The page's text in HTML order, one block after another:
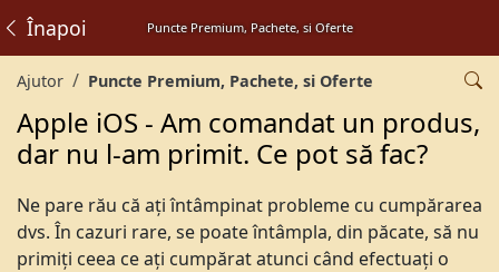
Puncte Premium, Pachete, si Oferte
Înapoi
Ajutor Puncte Premium, Pachete, si Oferte
Apple iOS - Am comandat un produs,
dar nu l-am primit. Ce pot să fac?
Ne pare rău că ați întâmpinat probleme cu cumpărarea
dvs. În cazuri rare, se poate întâmpla, din păcate, să nu
primiți ceea ce ați cumpărat atunci când efectuați o